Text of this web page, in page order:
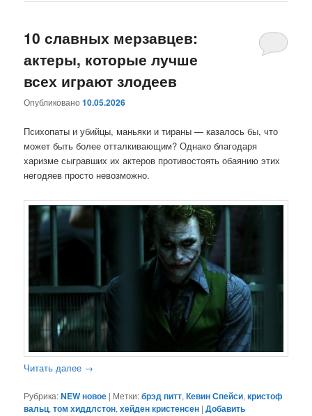
10 славных мерзавцев:
актеры, которые лучше
всех играют злодеев
Опубликовано10.05.2026
Психопаты и убийцы, маньяки и тираны — казалось бы, что
может быть более отталкивающим? Однако благодаря
харизме сыгравших их актеров противостоять обаянию этих
негодяев просто невозможно.
Читать далее →
Рубрика:NEW новое | Метки:брэд питт,Кевин Спейси,кристоф
вальц,том хиддлстон,хейден кристенсен |Добавить